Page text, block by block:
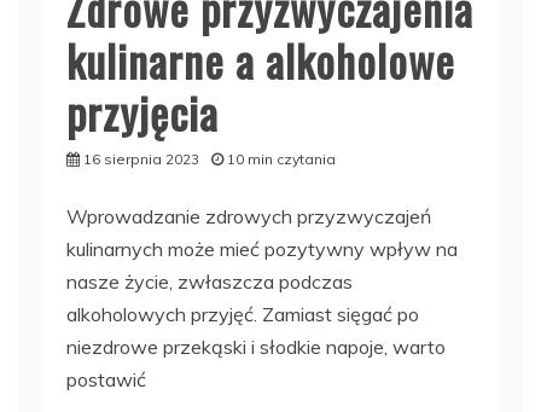
kulinarne a alkoholowe
przyjęcia
16 sierpnia 2023 10 min czytania
Wprowadzanie zdrowych przyzwyczajeń
kulinarnych może mieć pozytywny wpływ na
nasze życie, zwłaszcza podczas
alkoholowych przyjęć. Zamiast sięgać po
niezdrowe przekąski i słodkie napoje, warto
postawić